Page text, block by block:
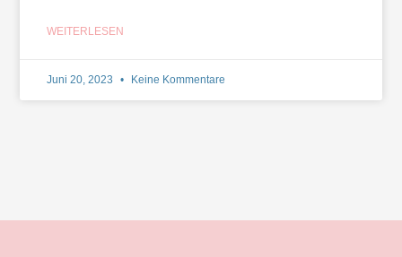
WEITERLESEN
Juni 20, 2023 Keine Kommentare